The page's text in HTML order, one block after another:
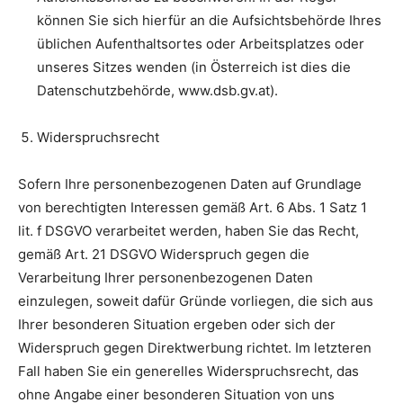
können Sie sich hierfür an die Aufsichtsbehörde Ihres
üblichen Aufenthaltsortes oder Arbeitsplatzes oder
unseres Sitzes wenden (in Österreich ist dies die
Datenschutzbehörde, www.dsb.gv.at).
Widerspruchsrecht
Sofern Ihre personenbezogenen Daten auf Grundlage
von berechtigten Interessen gemäß Art. 6 Abs. 1 Satz 1
lit. f DSGVO verarbeitet werden, haben Sie das Recht,
gemäß Art. 21 DSGVO Widerspruch gegen die
Verarbeitung Ihrer personenbezogenen Daten
einzulegen, soweit dafür Gründe vorliegen, die sich aus
Ihrer besonderen Situation ergeben oder sich der
Widerspruch gegen Direktwerbung richtet. Im letzteren
Fall haben Sie ein generelles Widerspruchsrecht, das
ohne Angabe einer besonderen Situation von uns